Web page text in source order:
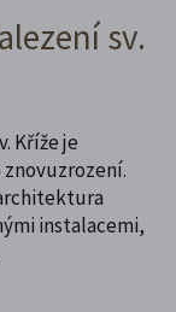
sv.
Kříže je
instalacemi,